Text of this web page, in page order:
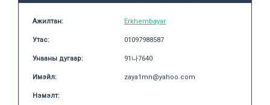
Ажилтан: Erkhembayar
Утас: 01097988587
Унааны дугаар: 91나7640
Имэйл: zaya1mn@yahoo.com
Нэмэлт: